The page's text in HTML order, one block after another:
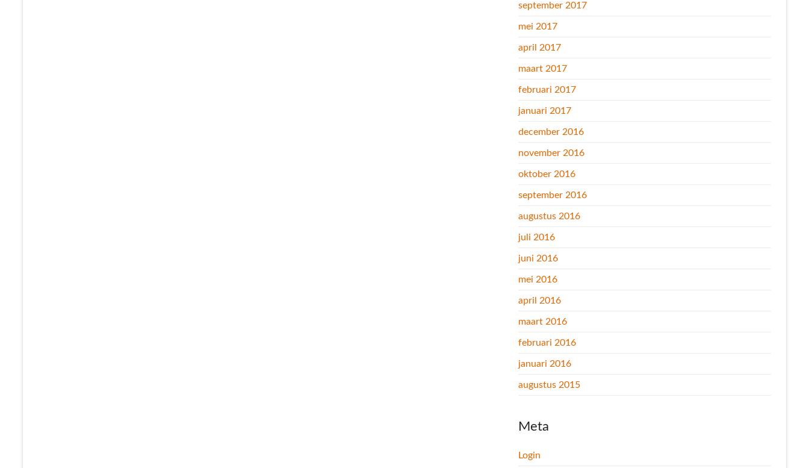
september 2017
mei 2017
april 2017
maart 2017
februari 2017
januari 2017
december 2016
november 2016
oktober 2016
september 2016
augustus 2016
juli 2016
juni 2016
mei 2016
april 2016
maart 2016
februari 2016
januari 2016
augustus 2015
Meta
Login